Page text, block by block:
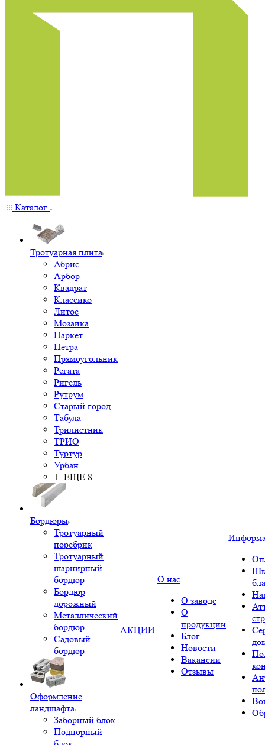
Каталог
Тротуарная плита
Абрис
Арбор
Квадрат
Классико
Литос
Мозаика
Паркет
Петра
Прямоугольник
Регата
Ригель
Рутрум
Старый город
Табула
Трилистник
ТРИО
Туртур
Урбан
+ ЕЩЕ 8
Бордюры
Тротуарный
поребрик
Тротуарный
шарнирный
бордюр
Бордюр
дорожный
Металлический
бордюр
Садовый
бордюр
Оформление
ландшафта
Заборный блок
Подпорный
АКЦИИ
О нас
О заводе
О
продукции
Блог
Новости
Вакансии
Отзывы